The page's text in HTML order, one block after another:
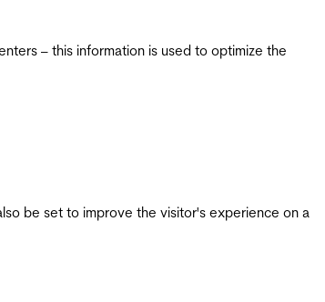
– this information is used to optimize the
be set to improve the visitor's experience on a